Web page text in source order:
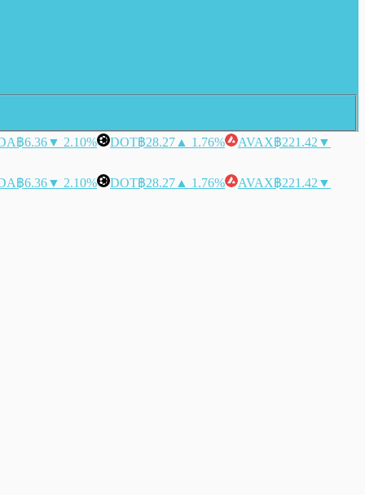
฿6.36▼ 2.10% DOT฿28.27 ▲ 1.76% AVAX฿221.42 ▼
฿6.36▼ 2.10% DOT฿28.27 ▲ 1.76% AVAX฿221.42 ▼